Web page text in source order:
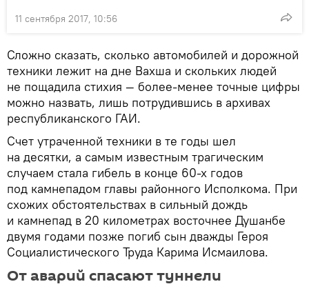
11 сентября 2017, 10:56
Сложно сказать, сколько автомобилей и дорожной
техники лежит на дне Вахша и скольких людей
не пощадила стихия — более-менее точные цифры
можно назвать, лишь потрудившись в архивах
республиканского ГАИ.
Счет утраченной техники в те годы шел
на десятки, а самым известным трагическим
случаем стала гибель в конце 60-х годов
под камнепадом главы районного Исполкома. При
схожих обстоятельствах в сильный дождь
и камнепад в 20 километрах восточнее Душанбе
двумя годами позже погиб сын дважды Героя
Социалистического Труда Карима Исмаилова.
От аварий спасают туннели